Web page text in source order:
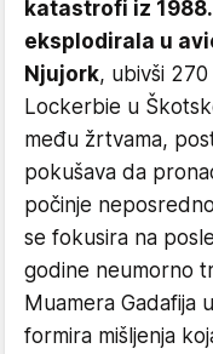
katastrofi iz
eksplodirala u
Njujork, ubivši
Lockerbie u
među žrtvama,
pokušava da
počinje
se fokusira na
godine neumorno
Muamera Gadafija
formira mišljenja